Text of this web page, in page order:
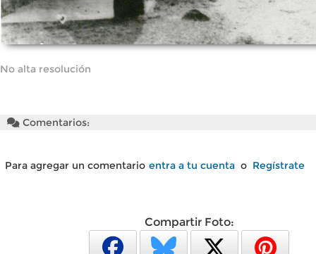
No alta resolución
Comentarios:
Para agregar un comentario entra a tu cuenta o Regístrate
Compartir Foto: